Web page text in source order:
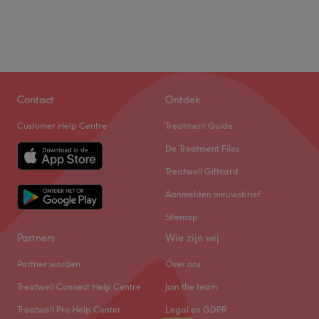
.
Contact
Customer Help Centre
Ontdek
Treatment Guide
De Treatment Files
Treatwell Giftcard
Aanmelden nieuwsbrief
Sitemap
Partners
Partner worden
Treatwell Connect Help Centre
Treatwell Pro Help Center
Wie zijn wij
Over ons
Join the team
Legal en GDPR